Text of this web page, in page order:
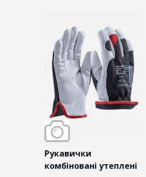
Рукавички
комбіновані утеплені